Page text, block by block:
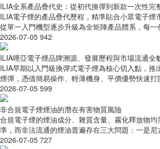
ILIA全系產品疊代史：從初代換彈到新款一次性完
ILIA電子煙的產品疊代歷程，精準貼合小眾電子煙
從單一入門機型逐步升級為全矩陣產品體系，每一
2026-07-05 942
ILIA哩亞電子煙品牌溯源、發展歷程與市場流通全
ILIA早期以入門級換彈式電子煙為核心切入點，推
煙彈，憑借簡易操作、輕薄機身、平價優勢快速打
2026-07-05 599
非合規電子煙煙油的潛在有害物質風險
合規電子煙的煙油成分、雜質含量、霧化釋放物
準，而非法流通的煙油普遍存在三大問題：一是
2026-07-05 727